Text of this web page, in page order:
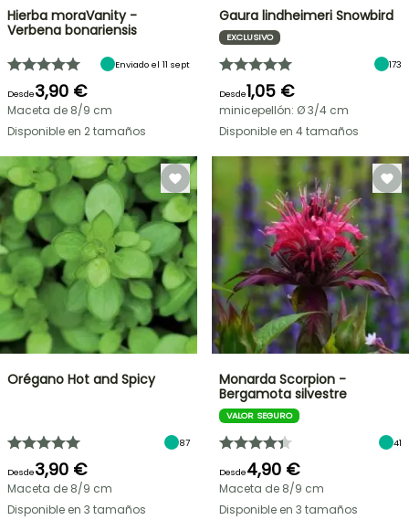
Hierba moraVanity -
Verbena bonariensis
Enviado el 11 sept
Desde3,90 €
Maceta de 8/9 cm
Disponible en 2 tamaños
Gaura lindheimeri Snowbird
EXCLUSIVO
173
Desde1,05 €
minicepellón: Ø 3/4 cm
Disponible en 4 tamaños
Orégano Hot and Spicy
87
Desde3,90 €
Maceta de 8/9 cm
Disponible en 3 tamaños
Monarda Scorpion -
Bergamota silvestre
VALOR SEGURO
41
Desde4,90 €
Maceta de 8/9 cm
Disponible en 3 tamaños